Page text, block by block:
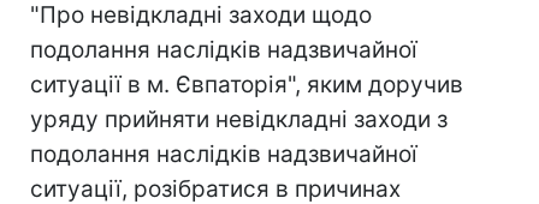
"Про невідкладні заходи щодо
подолання наслідків надзвичайної
ситуації в м. Євпаторія", яким доручив
уряду прийняти невідкладні заходи з
подолання наслідків надзвичайної
ситуації, розібратися в причинах